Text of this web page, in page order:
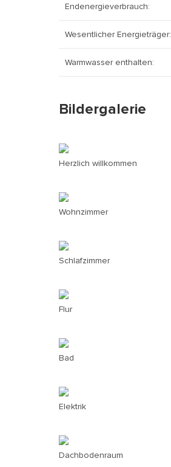
Endenergieverbrauch:
Wesentlicher Energieträger:
Warmwasser enthalten:
Bildergalerie
Herzlich willkommen
Wohnzimmer
Schlafzimmer
Flur
Bad
Elektrik
Dachbodenraum